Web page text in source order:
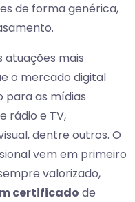
de forma genérica,
atuações mais
o mercado digital
para as mídias
rádio e TV,
dentre outros. O
vem em primeiro
valorizado,
certificado de